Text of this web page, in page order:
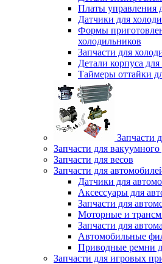
Платы управления
Датчики для
Формы
холодильников
Запчасти для
Детали корпуса
Таймеры оттайки
Запчасти
Запчасти для
Запчасти для весов
Запчасти для
Датчики для
Аксессуары для
Запчасти для
Моторные и
Запчасти для
Автомобильные
Приводные ремни
Запчасти для игровых